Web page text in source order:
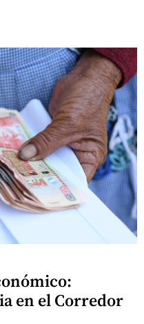
en el Corredor